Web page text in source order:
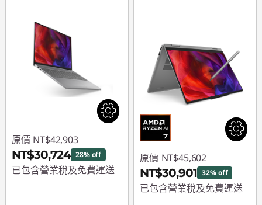
原價 NT$42,903
NT$30,724 28% off
已包含營業稅及免費運送
原價 NT$45,602
NT$30,901 32% off
已包含營業稅及免費運送